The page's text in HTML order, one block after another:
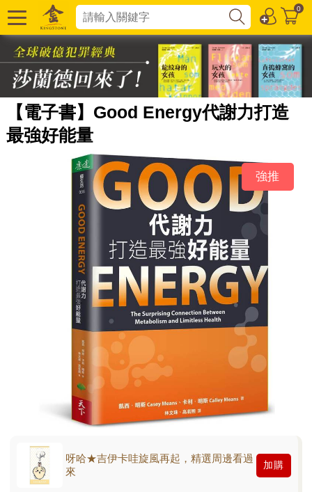
0
【電子書】Good Energy代謝力打造
最強好能量
強推
呀哈★吉伊卡哇旋風再起，精選周邊看過
來
加購